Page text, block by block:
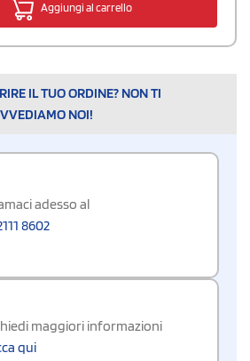
Aggiungi al carrello
IL TUO ORDINE? NON TI
NOI!
adesso al
8602
maggiori informazioni
qui